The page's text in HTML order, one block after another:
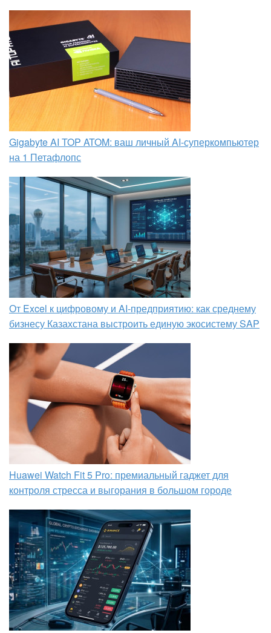
Gigabyte AI TOP ATOM: ваш личный AI-суперкомпьютер
на 1 Петафлопс
От Excel к цифровому и AI‑предприятию: как среднему
бизнесу Казахстана выстроить единую экосистему SAP
Huawei Watch Fit 5 Pro: премиальный гаджет для
контроля стресса и выгорания в большом городе